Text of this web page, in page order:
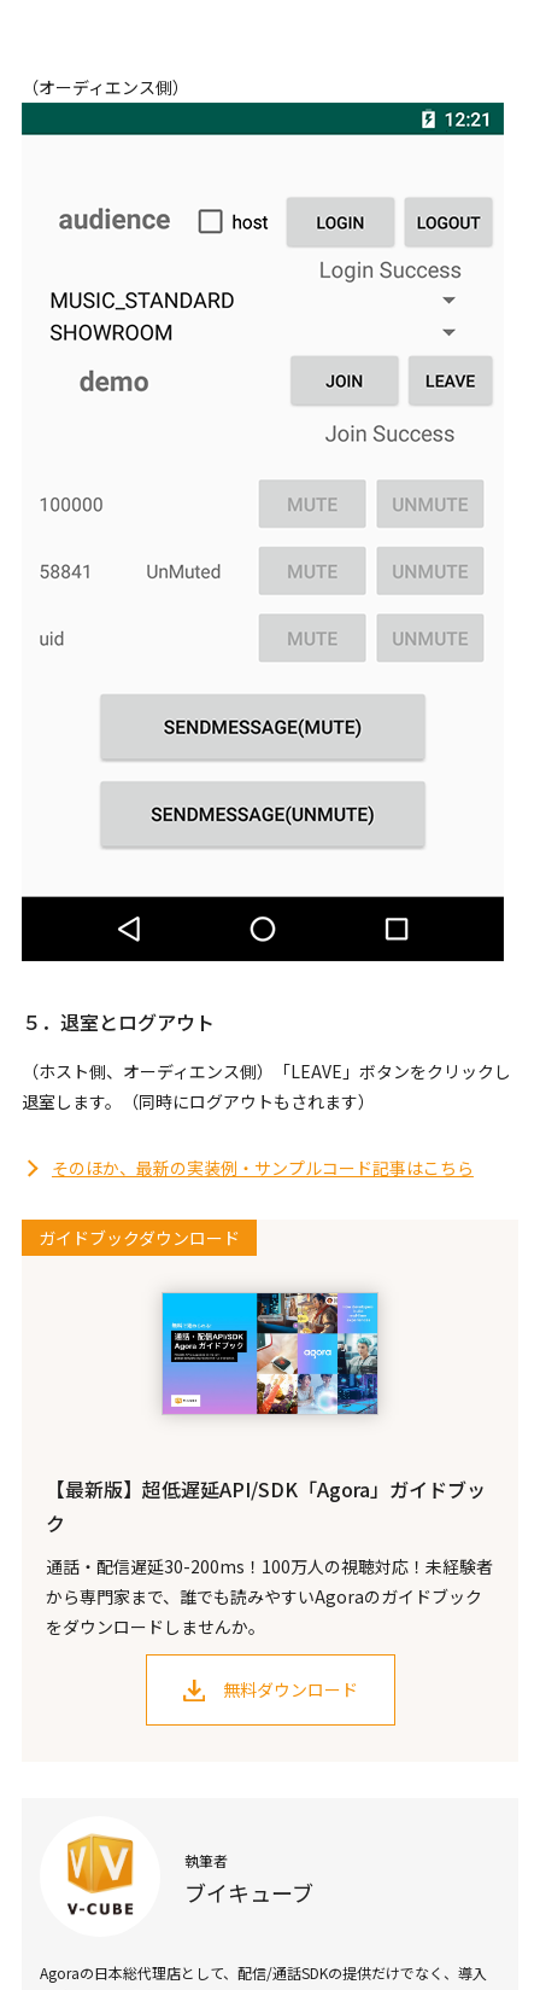
（オーディエンス側）
５．退室とログアウト
（ホスト側、オーディエンス側）「LEAVE」ボタンをクリックし
退室します。（同時にログアウトもされます）
そのほか、最新の実装例・サンプルコード記事はこちら
ガイドブックダウンロード
【最新版】超低遅延API/SDK「Agora」ガイドブッ
ク
通話・配信遅延30-200ms！100万人の視聴対応！未経験者
から専門家まで、誰でも読みやすいAgoraのガイドブック
をダウンロードしませんか。
無料ダウンロード
執筆者
ブイキューブ
Agoraの日本総代理店として、配信/通話SDKの提供だけでなく、導入